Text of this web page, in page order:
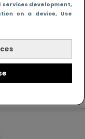
development,
on a device, Use